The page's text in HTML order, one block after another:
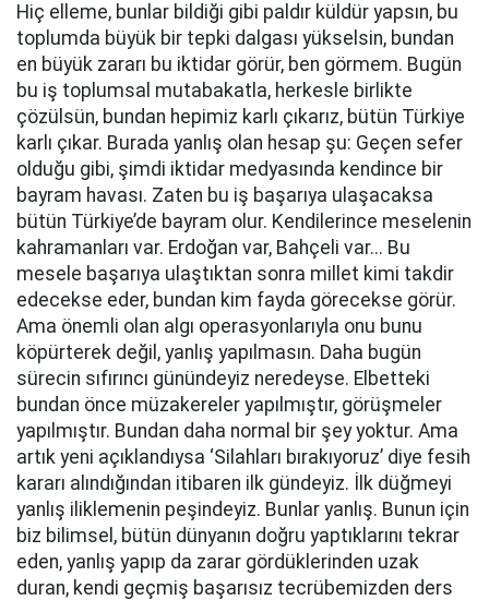
Hiç elleme, bunlar bildiği gibi paldır küldür yapsın, bu
toplumda büyük bir tepki dalgası yükselsin, bundan
en büyük zararı bu iktidar görür, ben görmem. Bugün
bu iş toplumsal mutabakatla, herkesle birlikte
çözülsün, bundan hepimiz karlı çıkarız, bütün Türkiye
karlı çıkar. Burada yanlış olan hesap şu: Geçen sefer
olduğu gibi, şimdi iktidar medyasında kendince bir
bayram havası. Zaten bu iş başarıya ulaşacaksa
bütün Türkiye’de bayram olur. Kendilerince meselenin
kahramanları var. Erdoğan var, Bahçeli var... Bu
mesele başarıya ulaştıktan sonra millet kimi takdir
edecekse eder, bundan kim fayda görecekse görür.
Ama önemli olan algı operasyonlarıyla onu bunu
köpürterek değil, yanlış yapılmasın. Daha bugün
sürecin sıfırıncı günündeyiz neredeyse. Elbetteki
bundan önce müzakereler yapılmıştır, görüşmeler
yapılmıştır. Bundan daha normal bir şey yoktur. Ama
artık yeni açıklandıysa ‘Silahları bırakıyoruz’ diye fesih
kararı alındığından itibaren ilk gündeyiz. İlk düğmeyi
yanlış iliklemenin peşindeyiz. Bunlar yanlış. Bunun için
biz bilimsel, bütün dünyanın doğru yaptıklarını tekrar
eden, yanlış yapıp da zarar gördüklerinden uzak
duran, kendi geçmiş başarısız tecrübemizden ders